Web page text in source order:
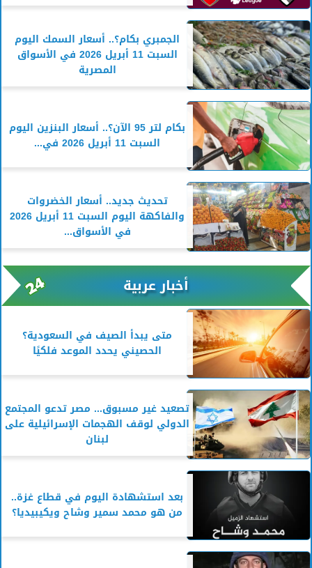
الجمبري بكام؟.. أسعار السمك اليوم
السبت 11 أبريل 2026 في الأسواق
المصرية
بكام لتر 95 الآن؟.. أسعار البنزين اليوم
السبت 11 أبريل 2026 في...
تحديث جديد.. أسعار الخضروات
والفاكهة اليوم السبت 11 أبريل 2026
في الأسواق...
أخبار عربية
متى يبدأ الصيف في السعودية؟
الحصيني يحدد الموعد فلكيًا
تصعيد غير مسبوق... مصر تدعو المجتمع
الدولي لوقف الهجمات الإسرائيلية على
لبنان
بعد استشهادة اليوم في قطاع غزة..
من هو محمد سمير وشاح ويكيبيديا؟